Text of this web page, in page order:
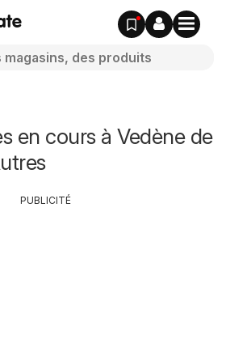
en cours à Vedène de
PUBLICITÉ